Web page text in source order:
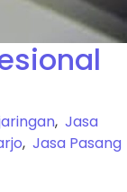
, Jasa
, Jasa Pasang